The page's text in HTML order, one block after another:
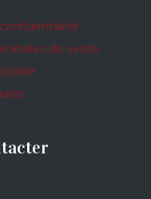
de vente